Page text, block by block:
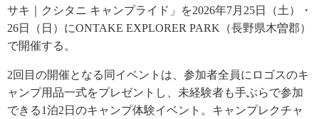
サキ｜クシタニ キャンプライド」を2026年7月25日（土）・
26日（日）にONTAKE EXPLORER PARK（長野県木曽郡）
で開催する。
2回目の開催となる同イベントは、参加者全員にロゴスのキ
ャンプ用品一式をプレゼントし、未経験者も手ぶらで参加
できる1泊2日のキャンプ体験イベント。キャンプレクチャ